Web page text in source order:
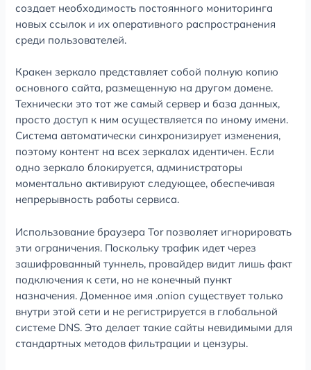
создает необходимость постоянного мониторинга
новых ссылок и их оперативного распространения
среди пользователей.
Кракен зеркало представляет собой полную копию
основного сайта, размещенную на другом домене.
Технически это тот же самый сервер и база данных,
просто доступ к ним осуществляется по иному имени.
Система автоматически синхронизирует изменения,
поэтому контент на всех зеркалах идентичен. Если
одно зеркало блокируется, администраторы
моментально активируют следующее, обеспечивая
непрерывность работы сервиса.
Использование браузера Tor позволяет игнорировать
эти ограничения. Поскольку трафик идет через
зашифрованный туннель, провайдер видит лишь факт
подключения к сети, но не конечный пункт
назначения. Доменное имя .onion существует только
внутри этой сети и не регистрируется в глобальной
системе DNS. Это делает такие сайты невидимыми для
стандартных методов фильтрации и цензуры.